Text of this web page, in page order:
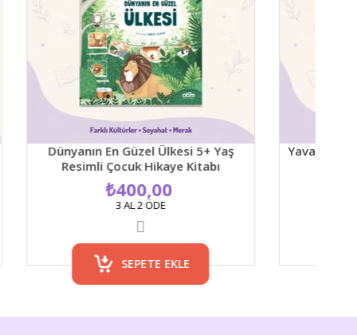
En Güzel Ülkesi 5+ Yaş
Resimli Çocuk Hikaye Kitabı
₺400,00
SEPETE EKLE
Yavaşla - 30 Kart 4+
SEPETE